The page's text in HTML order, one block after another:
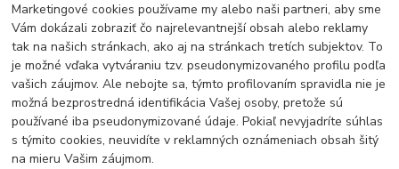
Marketingové cookies používame my alebo naši partneri, aby sme
Vám dokázali zobraziť čo najrelevantnejší obsah alebo reklamy
tak na našich stránkach, ako aj na stránkach tretích subjektov. To
je možné vďaka vytváraniu tzv. pseudonymizovaného profilu podľa
vašich záujmov. Ale nebojte sa, týmto profilovaním spravidla nie je
možná bezprostredná identifikácia Vašej osoby, pretože sú
používané iba pseudonymizované údaje. Pokiaľ nevyjadríte súhlas
s týmito cookies, neuvidíte v reklamných oznámeniach obsah šitý
na mieru Vašim záujmom.